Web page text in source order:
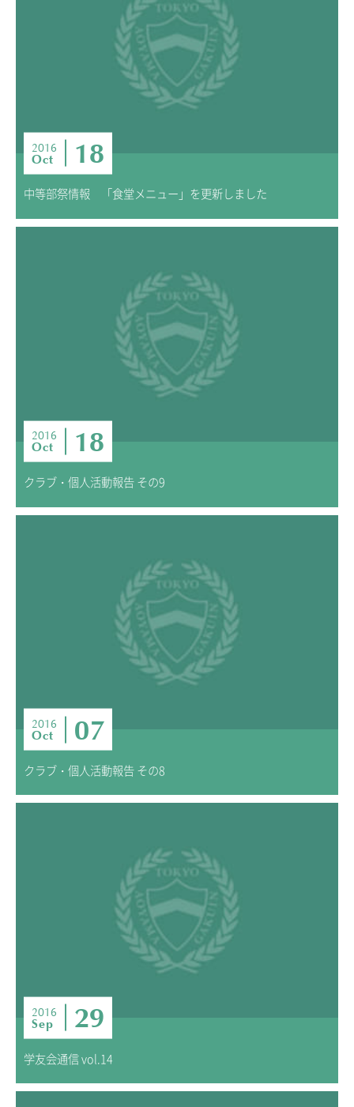
2016
Oct 18
中等部祭情報 「食堂メニュー」を更新しました
2016
Oct 18
クラブ・個人活動報告 その9
2016
Oct 07
クラブ・個人活動報告 その8
2016
Sep 29
学友会通信 vol.14